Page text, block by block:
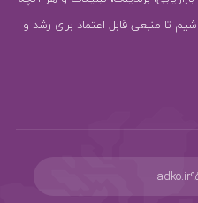
تا منبعی قابل اعتماد برای رشد و